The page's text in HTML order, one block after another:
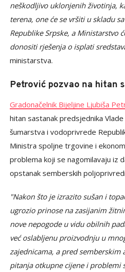
neškodljivo uklonjenih životinja,
terena, one će se vršiti u skladu
Republike Srpske, a Ministarstvo
donositi rješenja o isplati
ministarstva.
Petrović pozvao na hitan
Gradonačelnik Bijeljine Ljubiša
hitan sastanak predsjednika
šumarstva i vodoprivrede
Ministra spoljne trgovine i
problema koji se nagomilavaju iz
opstanak semberskih
"Nakon što je izrazito sušan i
ugrozio prinose na zasijanim
nove nepogode u vidu obilnih
već oslabljenu proizvodnju u
zajednicama, a pred semberskim
pitanja otkupne cijene i problemi